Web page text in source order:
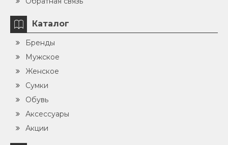
Каталог
Бренды
Мужское
Женское
Сумки
Обувь
Аксессуары
Акции